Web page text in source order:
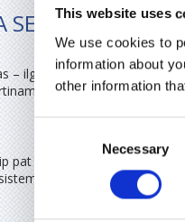
This website uses
We use cookies to
information about
other information
Necessary
– ilgas procesas, kuris
įmonės patikrinimo
pat sudaromas patikrinimo
skatina įmones